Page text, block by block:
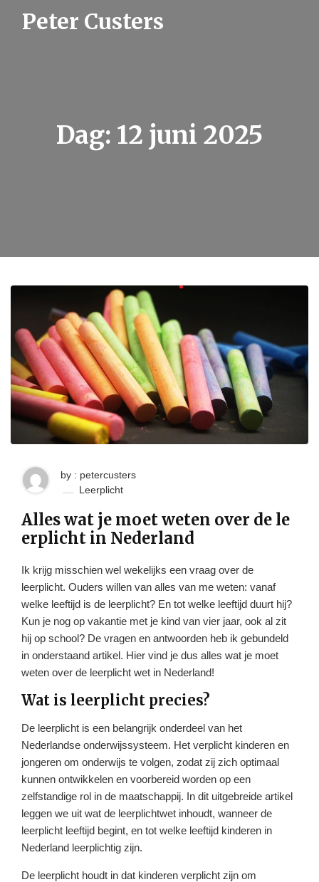
Peter Custers
Dag: 12 juni 2025
by : petercusters
Leerplicht
Alles wat je moet weten over de le
erplicht in Nederland
Ik krijg misschien wel wekelijks een vraag over de
leerplicht. Ouders willen van alles van me weten: vanaf
welke leeftijd is de leerplicht? En tot welke leeftijd duurt hij?
Kun je nog op vakantie met je kind van vier jaar, ook al zit
hij op school? De vragen en antwoorden heb ik gebundeld
in onderstaand artikel. Hier vind je dus alles wat je moet
weten over de leerplicht wet in Nederland!
Wat is leerplicht precies?
De leerplicht is een belangrijk onderdeel van het
Nederlandse onderwijssysteem. Het verplicht kinderen en
jongeren om onderwijs te volgen, zodat zij zich optimaal
kunnen ontwikkelen en voorbereid worden op een
zelfstandige rol in de maatschappij. In dit uitgebreide artikel
leggen we uit wat de leerplichtwet inhoudt, wanneer de
leerplicht leeftijd begint, en tot welke leeftijd kinderen in
Nederland leerplichtig zijn.
De leerplicht houdt in dat kinderen verplicht zijn om